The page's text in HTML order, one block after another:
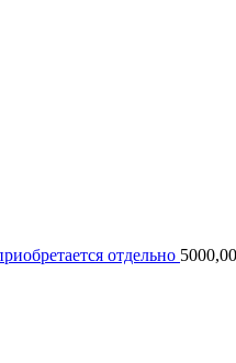
отдельно 5000,00